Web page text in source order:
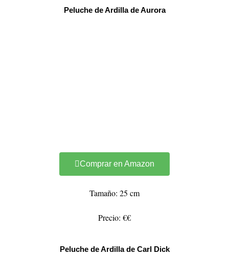
Peluche de Ardilla de Aurora
Comprar en Amazon
Tamaño: 25 cm
Precio: €€
Peluche de Ardilla de Carl Dick